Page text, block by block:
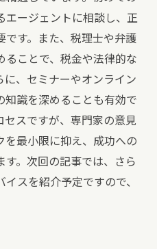
エージェントに相談し、正
です。また、税理士や弁護
ることで、税金や法律的な
に、セミナーやオンライン
知識を深めることも有効で
セスですが、専門家の意見
を最小限に抑え、成功への
。次回の記事では、さら
スを紹介予定ですので、